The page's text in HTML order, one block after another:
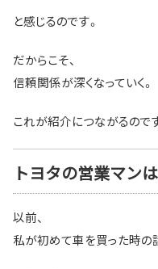
と感じるのです。
だからこそ、
信頼関係が深くなっていく。
これが紹介につながるので
トヨタの営業マン
以前、
私が初めて車を買った時の